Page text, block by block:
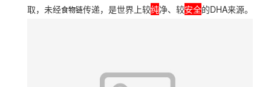
取，未经食物链传递，是世界上较纯净、较安全的DHA来源。